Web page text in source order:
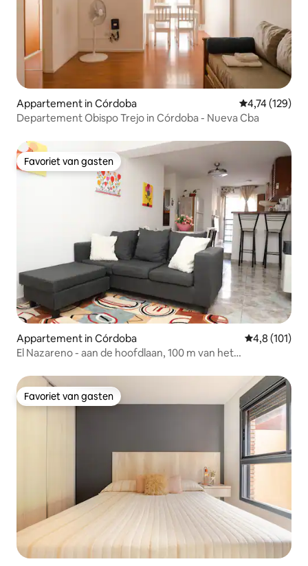
Appartement in Córdoba Gemiddelde
4,74 (129)
Departement Obispo Trejo in Córdoba - Nueva Cba
Favoriet van gasten
Favoriet van gasten
Appartement in Córdoba Gemiddelde
4,8 (101)
El Nazareno - aan de hoofdlaan, 100 m van het
Favoriet van gasten
Favoriet van gasten